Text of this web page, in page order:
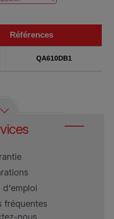
Références
QA610DB1
d'emploi
fréquentes